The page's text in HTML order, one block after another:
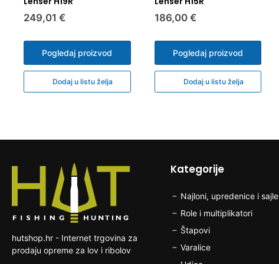
249,01 €
Pogledaj proizvod
Dodaj u listu želja
186,00 €
Pogledaj proizvod
Dodaj u listu želja
hutshop.hr - Internet trgovina za
prodaju opreme za lov i ribolov
Kategorije
Najloni, upredenice i sajle
Role i multiplikatori
Štapovi
Varalice